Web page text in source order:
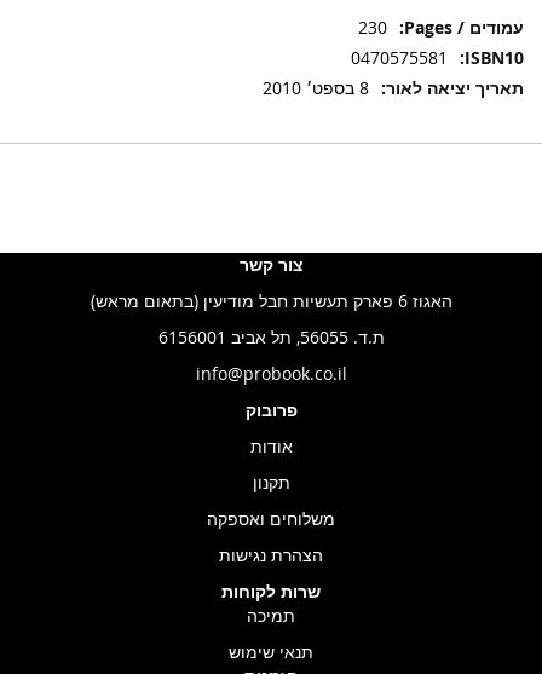
מידע
נוסף
230
0470575581
8 בספט׳ 2010
צור קשר
האגוז 6 פארק תעשיות חבל מודיעין (בתאום מראש)
ת.ד. 56055, תל אביב 6156001
info@probook.co.il
פרובוק
אודות
תקנון
משלוחים ואספקה
הצהרת נגישות
שרות לקוחות
תמיכה
תנאי שימוש